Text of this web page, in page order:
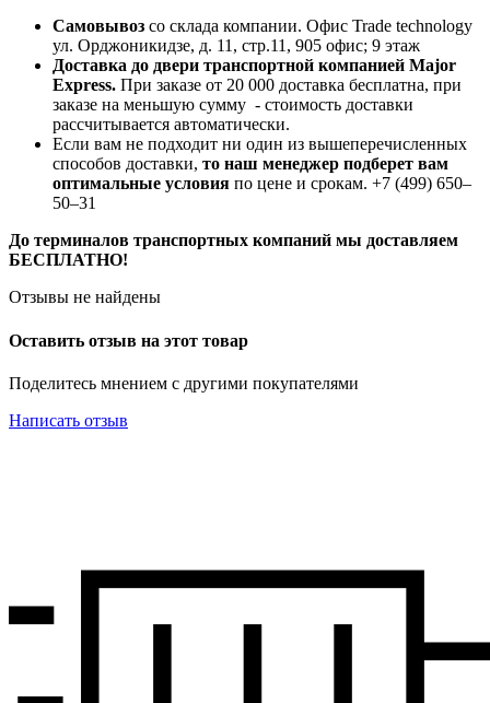
Самовывоз со склада компании. Офис Trade technology
ул. Орджоникидзе, д. 11, стр.11, 905 офис; 9 этаж
Доставка до двери транспортной компанией Major
Express. При заказе от 20 000 доставка бесплатна, при
заказе на меньшую сумму - стоимость доставки
рассчитывается автоматически.
Если вам не подходит ни один из вышеперечисленных
способов доставки, то наш менеджер подберет вам
оптимальные условия по цене и срокам. +7 (499) 650‒
50‒31
До терминалов транспортных компаний мы доставляем
БЕСПЛАТНО!
Отзывы не найдены
Оставить отзыв на этот товар
Поделитесь мнением с другими покупателями
Написать отзыв